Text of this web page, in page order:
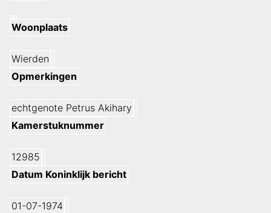
Woonplaats
Wierden
Opmerkingen
echtgenote Petrus Akihary
Kamerstuknummer
12985
Datum Koninklijk bericht
01-07-1974